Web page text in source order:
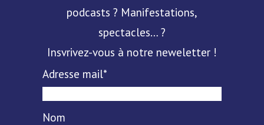
podcasts ? Manifestations,
spectacles… ?
Insvrivez-vous à notre neweletter !
Adresse mail*
Nom